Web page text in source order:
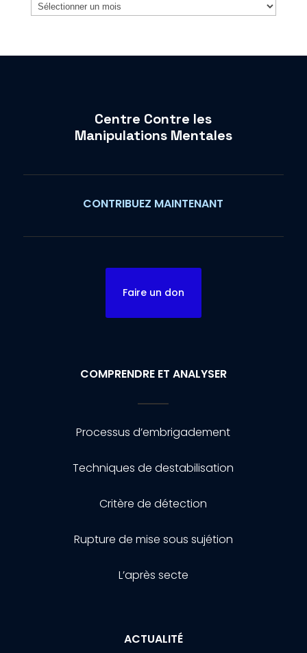
Archives
Centre Contre les
Manipulations Mentales
CONTRIBUEZ MAINTENANT
Faire un don
COMPRENDRE ET ANALYSER
Processus d’embrigadement
Techniques de destabilisation
Critère de détection
Rupture de mise sous sujétion
L’après secte
ACTUALITÉ